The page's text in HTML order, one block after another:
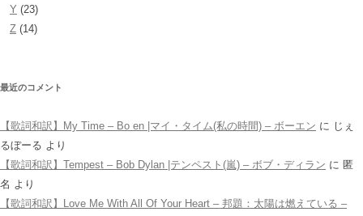
Y (23)
Z (14)
最近のコメント
【歌詞和訳】My Time – Bo en |マイ・タイム(私の時間) – ボーエン に じぇ
るぼーる より
【歌詞和訳】Tempest – Bob Dylan |テンペスト(嵐) – ボブ・ディラン に 匿
名 より
【歌詞和訳】Love Me With All Of Your Heart – 邦題：太陽は燃えている –